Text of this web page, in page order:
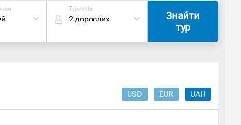
Туристів
2 дорослих
Знайти
тур
USD EUR UAH